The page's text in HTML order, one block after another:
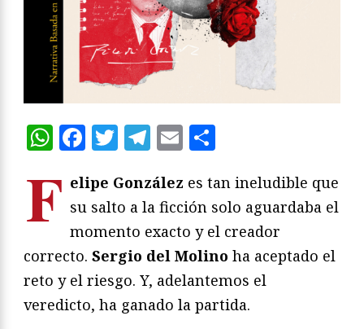
WhatsApp
Facebook
Twitter
Telegram
Email
F elipe González es tan ineludible que
su salto a la ficción solo aguardaba el
momento exacto y el creador
correcto. Sergio del Molino ha aceptado el
reto y el riesgo. Y, adelantemos el
veredicto, ha ganado la partida.